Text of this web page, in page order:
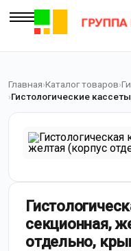
Главная Каталог товаров
Гистологические
секционная,
отдельно,